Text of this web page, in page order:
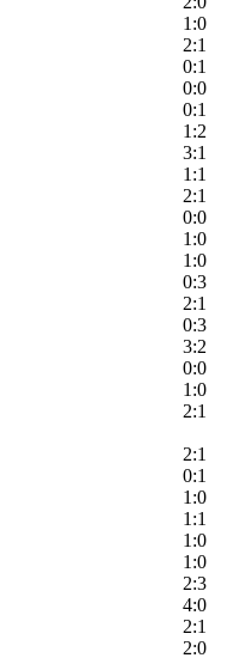
1:0
2:1
0:1
0:0
0:1
1:2
3:1
1:1
2:1
0:0
1:0
1:0
0:3
2:1
0:3
3:2
0:0
1:0
2:1
2:1
0:1
1:0
1:1
1:0
1:0
2:3
4:0
2:1
2:0